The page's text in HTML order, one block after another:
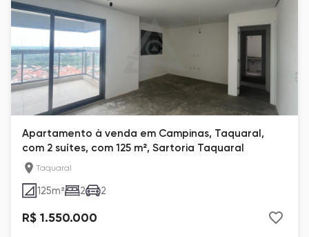
Apartamento à venda em Campinas, Taquaral,
com 2 suítes, com 125 m², Sartoria Taquaral
Taquaral
125m² 2 2
R$ 1.550.000